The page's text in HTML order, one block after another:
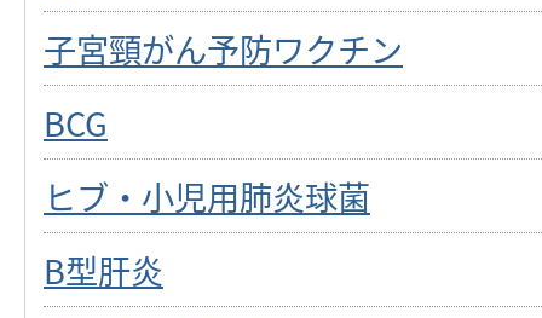
子宮頸がん予防ワクチン
BCG
ヒブ・小児用肺炎球菌
B型肝炎